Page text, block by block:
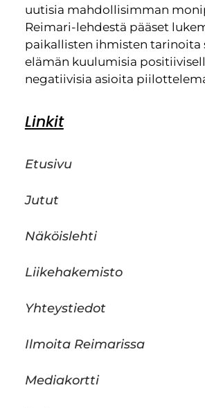
uutisia mahdollisimman
Reimari-lehdestä pääset
paikallisten ihmisten tarinoita
elämän kuulumisia
negatiivisia asioita
Linkit
Etusivu
Jutut
Näköislehti
Liikehakemisto
Yhteystiedot
Ilmoita Reimarissa
Mediakortti